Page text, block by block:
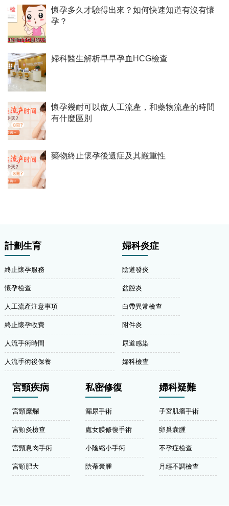
懷孕多久才驗得出來？如何快速知道有沒有懷
孕？
婦科醫生解析早早孕血HCG檢查
懷孕幾耐可以做人工流產，和藥物流產的時間
有什麼區別
藥物終止懷孕後遺症及其嚴重性
計劃生育
終止懷孕服務
懷孕檢查
人工流產注意事項
終止懷孕收費
人流手術時間
人流手術後保養
婦科炎症
陰道發炎
盆腔炎
白帶異常檢查
附件炎
尿道感染
婦科檢查
宮頸疾病
宮頸糜爛
宮頸炎檢查
宮頸息肉手術
宮頸肥大
私密修復
漏尿手術
處女膜修復手術
小陰縮小手術
陰蒂囊腫
婦科疑難
子宮肌瘤手術
卵巢囊腫
不孕症檢查
月經不調檢查